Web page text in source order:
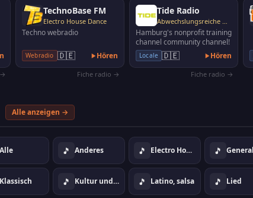
TechnoBase FM
Electro House Dance
Techno webradio
Webradio 🇩🇪 Hören
Fiche radio →
Tide Radio
Abwechslungsreiche Musik
Hamburg's nonprofit training
channel community channel!
Locale 🇩🇪 Hören
Fiche radio →
Alle anzeigen →
Alle 🎵 Anderes 🎵 Electro House Dance 🎵
Klassisch 🎵 Kultur und info 🎵 Latino, salsa 🎵 Lied